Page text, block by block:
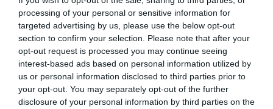
processing of your personal or sensitive information for
targeted advertising by us, please use the below opt-out
section to confirm your selection. Please note that after your
opt-out request is processed you may continue seeing
interest-based ads based on personal information utilized by
us or personal information disclosed to third parties prior to
your opt-out. You may separately opt-out of the further
disclosure of your personal information by third parties on the